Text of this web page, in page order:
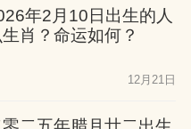
年2月10日出生的人
肖？命运如何？
12月21日